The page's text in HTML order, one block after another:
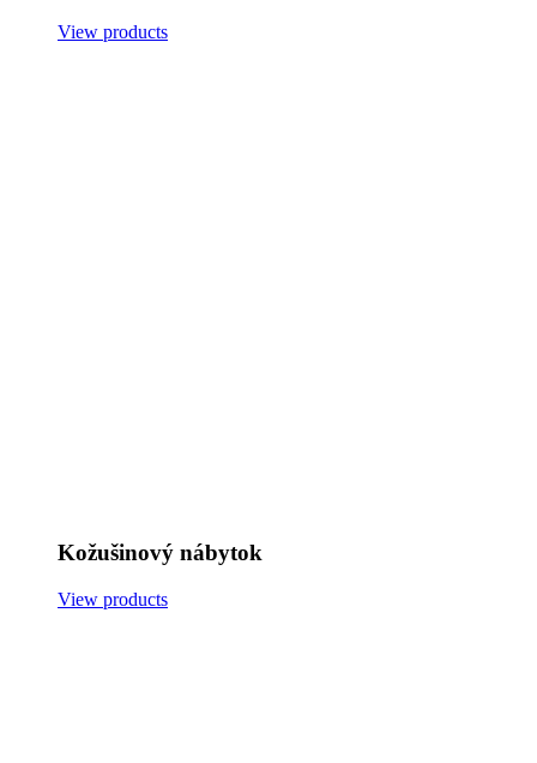
View products
Kožušinový nábytok
View products